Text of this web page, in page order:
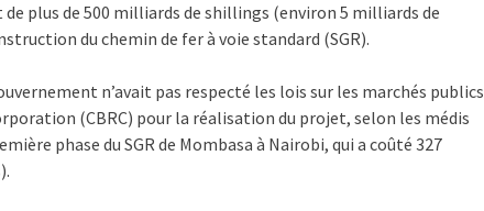
de plus de 500 milliards de shillings (environ 5 milliards de
du chemin de fer à voie standard (SGR).
n’avait pas respecté les lois sur les marchés publics
(CBRC) pour la réalisation du projet, selon les médis
phase du SGR de Mombasa à Nairobi, qui a coûté 327